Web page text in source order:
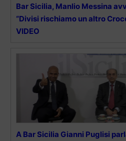
Bar Sicilia, Manlio Messina
“Divisi rischiamo un altro
VIDEO
A Bar Sicilia Gianni Puglisi